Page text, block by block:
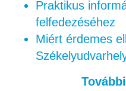
Praktikus
felfedezéséhez
Miért érdemes